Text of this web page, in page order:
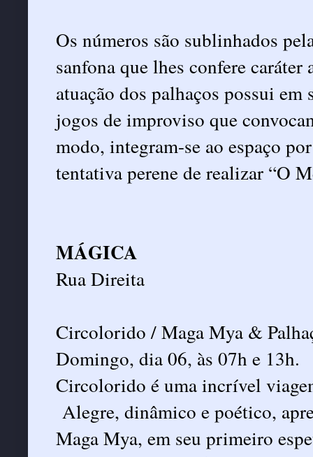
Os números são sublinhados
sanfona que lhes confere
atuação dos palhaços possui
jogos de improviso que
modo, integram-se ao espaço
tentativa perene de realizar “O
MÁGICA
Rua Direita
Circolorido / Maga Mya &
Domingo, dia 06, às 07h e 13h.
Circolorido é uma incrível
Alegre, dinâmico e poético,
Maga Mya, em seu primeiro